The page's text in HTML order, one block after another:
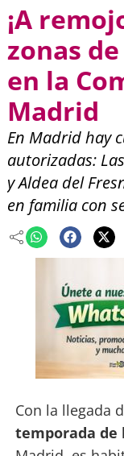
¡A
zonas
en la
Madrid
En Madrid hay
autorizadas:
y Aldea del
en familia con
Con la llegada
temporada de